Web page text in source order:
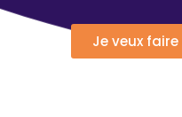
Je veux